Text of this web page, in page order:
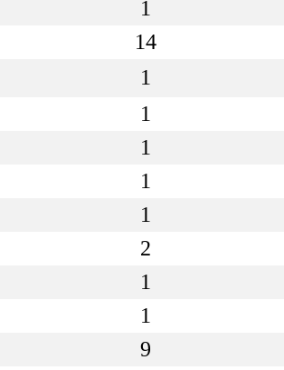
1
14
1
1
1
1
1
2
1
1
9